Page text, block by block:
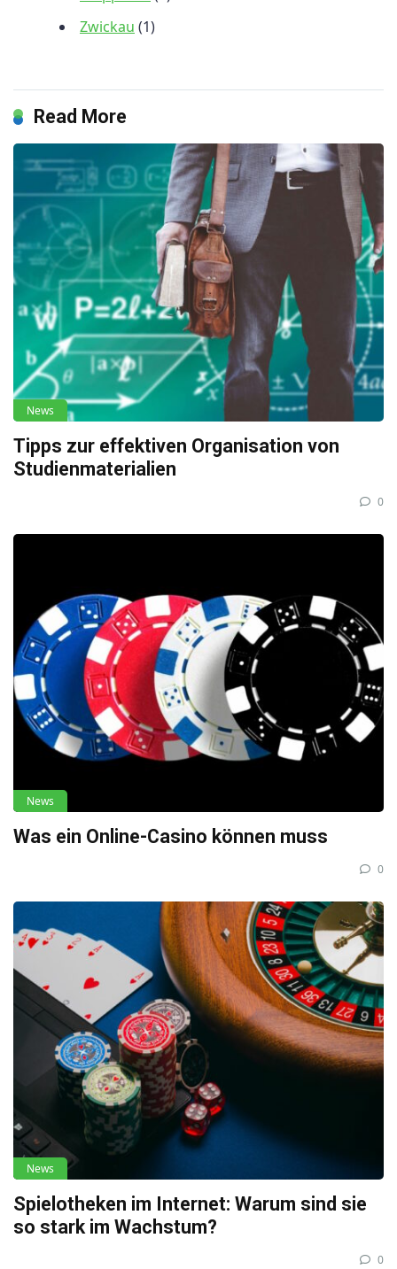
Zwickau (1)
Read More
News
Tipps zur effektiven Organisation von
Studienmaterialien
0
News
Was ein Online-Casino können muss
0
News
Spielotheken im Internet: Warum sind sie
so stark im Wachstum?
0